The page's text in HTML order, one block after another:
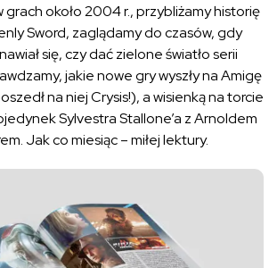
grach około 2004 r., przybliżamy historię
Sword, zaglądamy do czasów, gdy
się, czy dać zielone światło serii
jakie nowe gry wyszły na Amigę
na niej Crysis!), a wisienką na torcie
Sylvestra Stallone’a z Arnoldem
Jak co miesiąc – miłej lektury.